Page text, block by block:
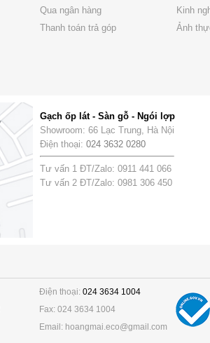
Qua ngân hàng
Thanh toán trả góp
Kinh
Ảnh
Gạch ốp lát - Sàn gỗ - Ngói lợp
Showroom: 66 Lạc Trung, Hà Nội
Điện thoại: 024 3632 0280
Tư vấn 1 ĐT/Zalo: 0911 441 066
Tư vấn 2 ĐT/Zalo: 0981 306 450
Điện thoại: 024 3634 1004
Fax: 024 3634 1004
Email: hoangmai.eco@gmail.com